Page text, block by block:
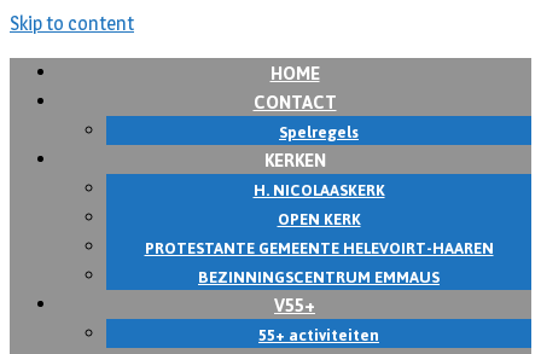
Skip to content
HOME
CONTACT
Spelregels
KERKEN
H. NICOLAASKERK
OPEN KERK
PROTESTANTE GEMEENTE HELEVOIRT-HAAREN
BEZINNINGSCENTRUM EMMAUS
V55+
55+ activiteiten